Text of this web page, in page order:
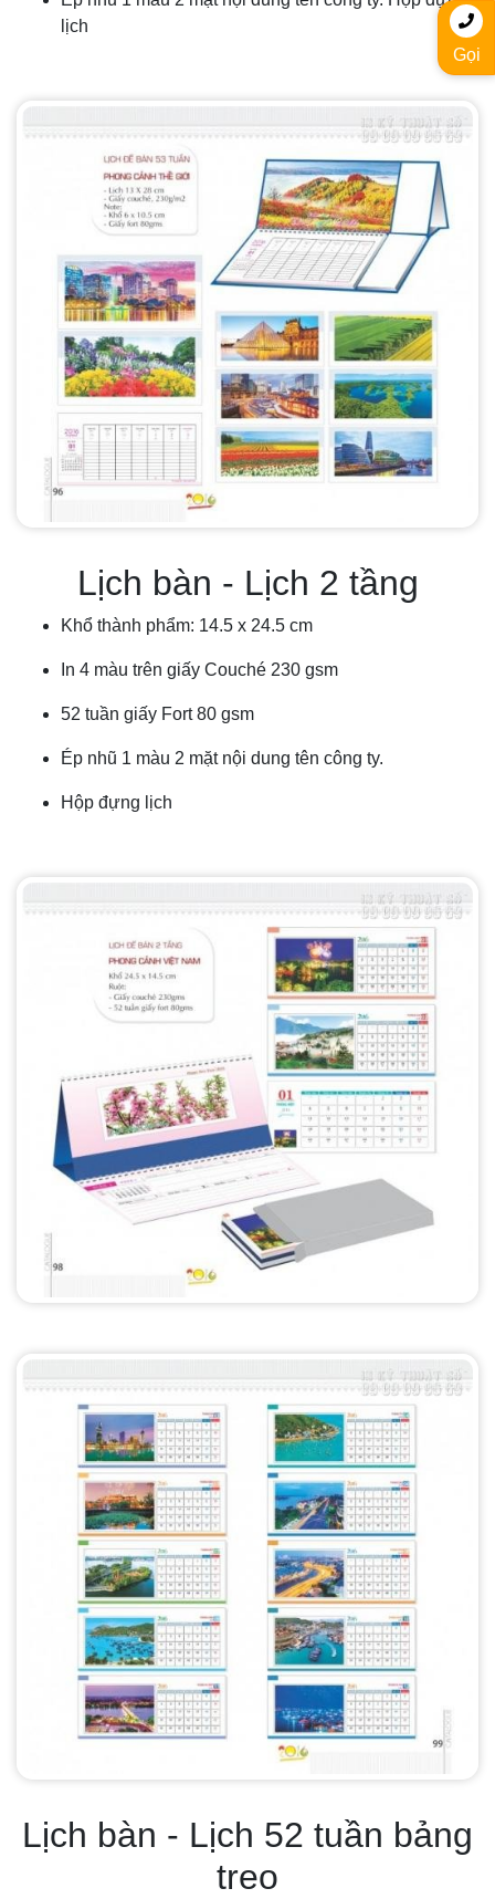
lịch
Lịch bàn - Lịch 2 tầng
Khổ thành phẩm: 14.5 x 24.5 cm
In 4 màu trên giấy Couché 230 gsm
52 tuần giấy Fort 80 gsm
Ép nhũ 1 màu 2 mặt nội dung tên công ty.
Hộp đựng lịch
Lịch bàn - Lịch 52 tuần bảng
treo
Gọi